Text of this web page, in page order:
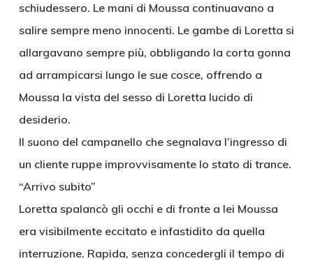
schiudessero. Le mani di Moussa continuavano a
salire sempre meno innocenti. Le gambe di Loretta si
allargavano sempre più, obbligando la corta gonna
ad arrampicarsi lungo le sue cosce, offrendo a
Moussa la vista del sesso di Loretta lucido di
desiderio.
Il suono del campanello che segnalava l’ingresso di
un cliente ruppe improvvisamente lo stato di trance.
“Arrivo subito”
Loretta spalancò gli occhi e di fronte a lei Moussa
era visibilmente eccitato e infastidito da quella
interruzione. Rapida, senza concedergli il tempo di